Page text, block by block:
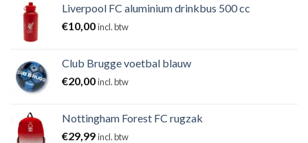
Liverpool FC aluminium drinkbus 500 cc
€10,00incl. btw
Club Brugge voetbal blauw
€20,00incl. btw
Nottingham Forest FC rugzak
€29,99incl. btw